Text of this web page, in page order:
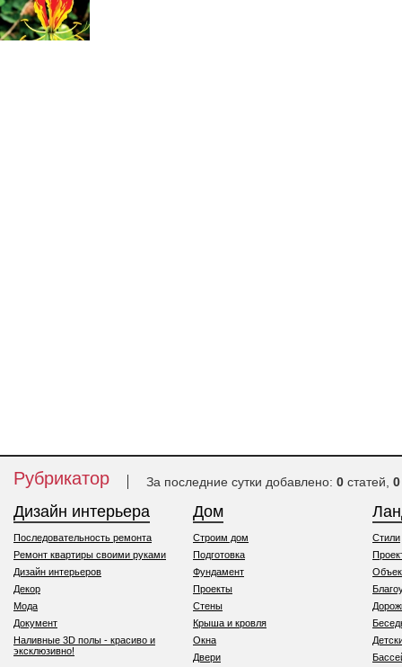
Рубрикатор За последние сутки добавлено: 0 статей, 0
Дизайн интерьера
Последовательность ремонта
Ремонт квартиры своими руками
Дизайн интерьеров
Декор
Мода
Документ
Наливные 3D полы - красиво и
эксклюзивно!
Дом
Строим дом
Подготовка
Фундамент
Проекты
Стены
Крыша и кровля
Окна
Двери
Стили